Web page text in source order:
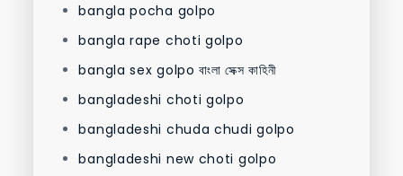
bangla pocha golpo
bangla rape choti golpo
bangla sex golpo বাংলা সেক্স কাহিনী
bangladeshi choti golpo
bangladeshi chuda chudi golpo
bangladeshi new choti golpo